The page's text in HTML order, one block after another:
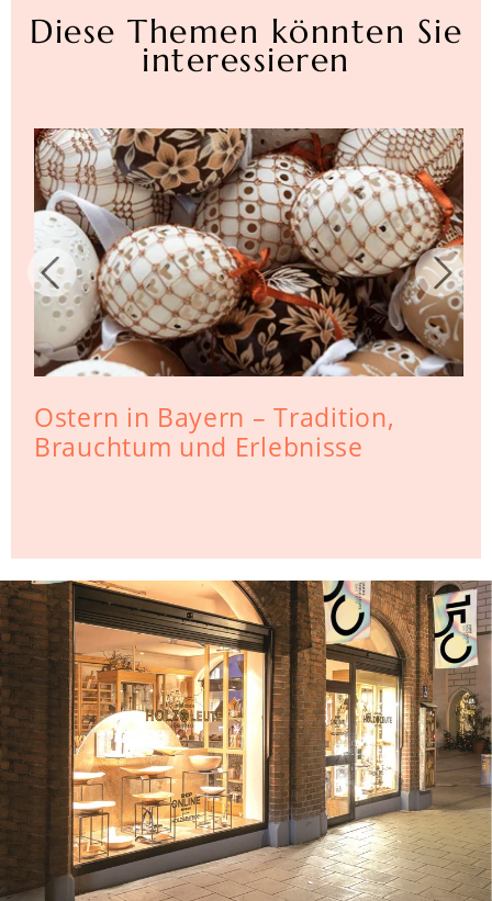
Diese Themen könnten Sie
interessieren
Ostern in Bayern – Tradition,
Brauchtum und Erlebnisse